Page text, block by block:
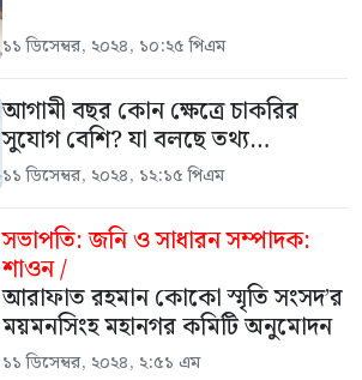
১১ ডিসেম্বর, ২০২৪, ১০:২৫ পিএম
আগামী বছর কোন ক্ষেত্রে চাকরির
সুযোগ বেশি? যা বলছে তথ্য…
১১ ডিসেম্বর, ২০২৪, ১২:১৫ পিএম
সভাপতি: জনি ও সাধারন সম্পাদক:
শাওন /
আরাফাত রহমান কোকো স্মৃতি সংসদ’র
ময়মনসিংহ মহানগর কমিটি অনুমোদন
১১ ডিসেম্বর, ২০২৪, ২:৫১ এম